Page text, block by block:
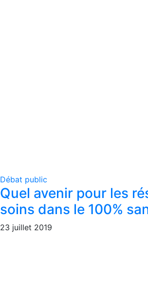
Débat public
Quel avenir pour les
soins dans le 100%
23 juillet 2019